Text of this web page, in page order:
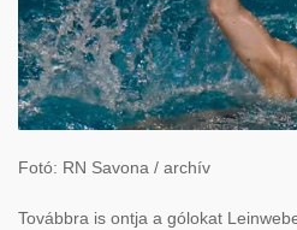
Fotó: RN Savona / archív
Továbbra is ontja a gólokat